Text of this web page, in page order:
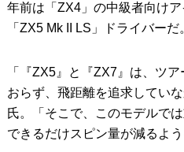
年前は「ZX4」の中級者向け
「ZX5 Mk II LS」ドライバーだ
「『ZX5』と『ZX7』は、ツ
おらず、飛距離を追求してい
氏。「そこで、このモデルで
できるだけスピン量が減るよう